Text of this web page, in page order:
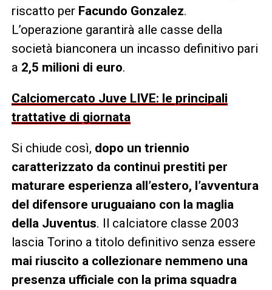
riscatto per Facundo Gonzalez.
L’operazione garantirà alle casse della
società bianconera un incasso definitivo pari
a 2,5 milioni di euro.
Calciomercato Juve LIVE: le principali
trattative di giornata
Si chiude così, dopo un triennio
caratterizzato da continui prestiti per
maturare esperienza all’estero, l’avventura
del difensore uruguaiano con la maglia
della Juventus. Il calciatore classe 2003
lascia Torino a titolo definitivo senza essere
mai riuscito a collezionare nemmeno una
presenza ufficiale con la prima squadra